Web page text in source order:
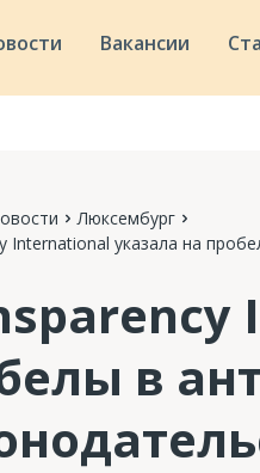
Вакансии
Люксембург
International указала на
в